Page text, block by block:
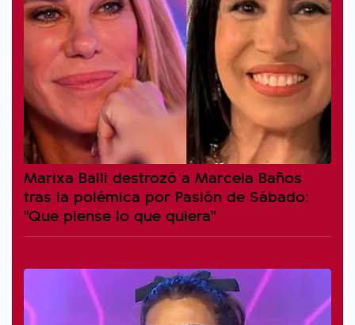
Marixa Balli destrozó a Marcela Baños
tras la polémica por Pasión de Sábado:
"Que piense lo que quiera"